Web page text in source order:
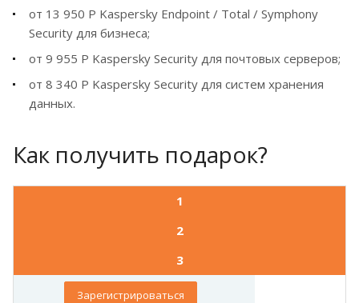
от 13 950 Р Kaspersky Endpoint / Total / Symphony
Security для бизнеса;
от 9 955 Р Kaspersky Security для почтовых серверов;
от 8 340 Р Kaspersky Security для систем хранения
данных.
Как получить подарок?
1
2
3
Зарегистрироваться